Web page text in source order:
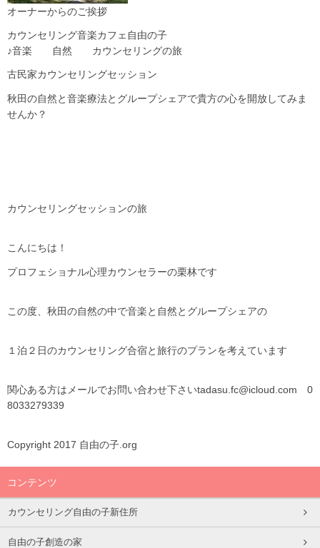
オーナーからのご挨拶
カウンセリング音楽カフェ自由の子
♪音楽 自然 カウンセリングの旅
古民家カウンセリングセッション
秋田の自然と音楽療法とグループシェアで貴方の心を開放してみま
せんか？
カウンセリングセッションの旅
こんにちは！
プロフェショナル心理カウンセラーの栗林です
この度、秋田の自然の中で音楽と自然とグループシェアの
１泊２日のカウンセリング合宿と旅行のプランを考えています
関心ある方はメールでお問い合わせ下さいtadasu.fc@icloud.com 0
8033279339
Copyright 2017 自由の子.org
コンテンツ
カウンセリング自由の子新住所
自由の子創造の家